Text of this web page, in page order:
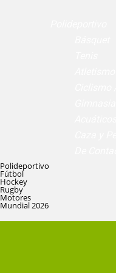
Polideportivo
Fútbol
Hockey
Rugby
Motores
Mundial 2026